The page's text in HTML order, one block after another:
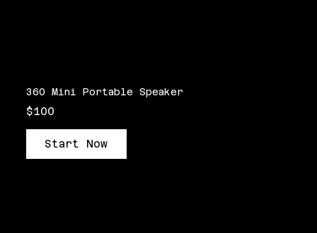
360 Mini Portable Speaker
$100
Start Now